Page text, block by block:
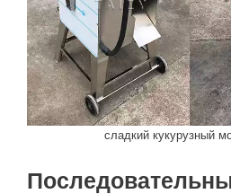
сладкий кукурузный